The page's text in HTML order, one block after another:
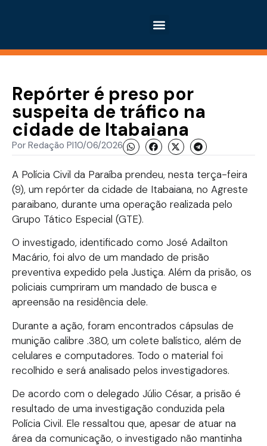
Repórter é preso por
suspeita de tráfico na
cidade de Itabaiana
Por Redação PI10/06/2026
A Polícia Civil da Paraíba prendeu, nesta terça-feira
(9), um repórter da cidade de Itabaiana, no Agreste
paraibano, durante uma operação realizada pelo
Grupo Tático Especial (GTE).
O investigado, identificado como José Adailton
Macário, foi alvo de um mandado de prisão
preventiva expedido pela Justiça. Além da prisão, os
policiais cumpriram um mandado de busca e
apreensão na residência dele.
Durante a ação, foram encontrados cápsulas de
munição calibre .380, um colete balístico, além de
celulares e computadores. Todo o material foi
recolhido e será analisado pelos investigadores.
De acordo com o delegado Júlio César, a prisão é
resultado de uma investigação conduzida pela
Polícia Civil. Ele ressaltou que, apesar de atuar na
área da comunicação, o investigado não mantinha